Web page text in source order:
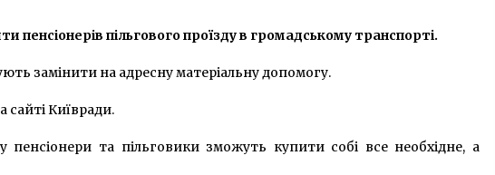
– КМДА
двох тижнів тому
Будівництво №1: надсекретне
“Сталінське метро” в Києві
пенсіонерів пільгового проїзду в громадському транспорті.
замінити на адресну матеріальну допомогу.
сайті Київради.
та пільговики зможуть купити собі все необхідне, а